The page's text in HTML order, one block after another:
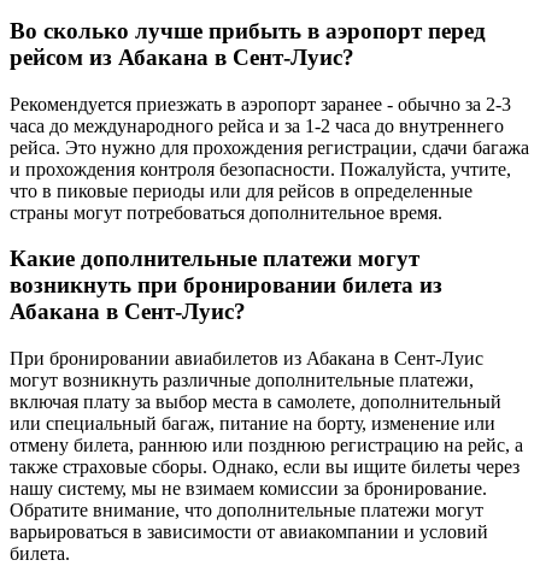
Во сколько лучше прибыть в аэропорт перед
рейсом из Абакана в Сент-Луис?
Рекомендуется приезжать в аэропорт заранее - обычно за 2-3
часа до международного рейса и за 1-2 часа до внутреннего
рейса. Это нужно для прохождения регистрации, сдачи багажа
и прохождения контроля безопасности. Пожалуйста, учтите,
что в пиковые периоды или для рейсов в определенные
страны могут потребоваться дополнительное время.
Какие дополнительные платежи могут
возникнуть при бронировании билета из
Абакана в Сент-Луис?
При бронировании авиабилетов из Абакана в Сент-Луис
могут возникнуть различные дополнительные платежи,
включая плату за выбор места в самолете, дополнительный
или специальный багаж, питание на борту, изменение или
отмену билета, раннюю или позднюю регистрацию на рейс, а
также страховые сборы. Однако, если вы ищите билеты через
нашу систему, мы не взимаем комиссии за бронирование.
Обратите внимание, что дополнительные платежи могут
варьироваться в зависимости от авиакомпании и условий
билета.